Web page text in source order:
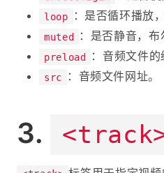
loop ：是否循环播放
muted ：是否静音，布
preload ：音频文件的
src ：音频文件网址。